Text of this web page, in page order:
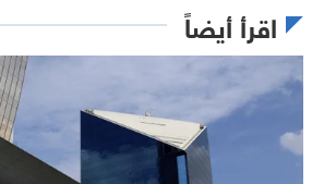
اقرأ أيضاً